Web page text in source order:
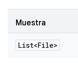
Muestra
List<File>